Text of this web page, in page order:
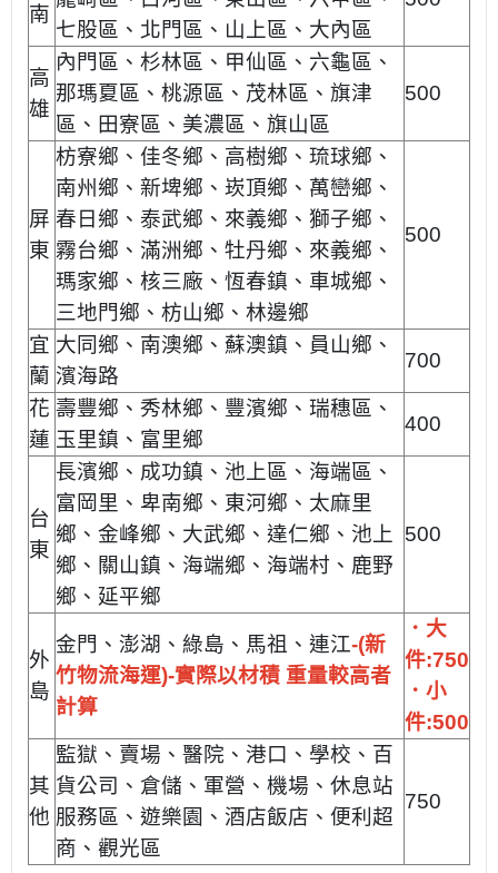
南
七股區、北門區、山上區、大內區
高
雄
內門區、杉林區、甲仙區、六龜區、
那瑪夏區、桃源區、茂林區、旗津
區、田寮區、美濃區、旗山區
500
屏
東
枋寮鄉、佳冬鄉、高樹鄉、琉球鄉、
南州鄉、新埤鄉、崁頂鄉、萬巒鄉、
春日鄉、泰武鄉、來義鄉、獅子鄉、
霧台鄉、 滿洲鄉、牡丹鄉、來義鄉、
瑪家鄉、核三廠、恆春鎮、車城鄉、
三地門鄉、枋山鄉、林邊鄉
500
宜
蘭
大同鄉、南澳鄉、蘇澳鎮、員山鄉、
濱海路
700
花
蓮
壽豐鄉、秀林鄉、豐濱鄉、瑞穗區、
玉里鎮、富里鄉
400
台
東
長濱鄉、成功鎮、池上區、海端區、
富岡里、卑南鄉、東河鄉、太麻里
鄉、金峰鄉、大武鄉 、達仁鄉、池上
鄉、關山鎮、海端鄉、海端村、鹿野
鄉、延平鄉
500
外
島
金門、澎湖、綠島、馬祖、連江-(新
竹物流海運)-實際以材積 重量較高者
計算
．大
件:750
．小
件:500
其
他
監獄、賣場、醫院、港口、學校、百
貨公司、倉儲、軍營、機場、休息站
服務區、遊樂園、酒店飯店、便利超
商、觀光區
750